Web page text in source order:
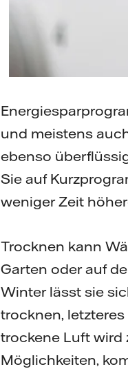
und meistens
ebenso
Sie auf
weniger Zeit
Trocknen kann
Garten oder auf
Winter lässt sie
trocknen,
trockene Luft wird
Möglichkeiten,